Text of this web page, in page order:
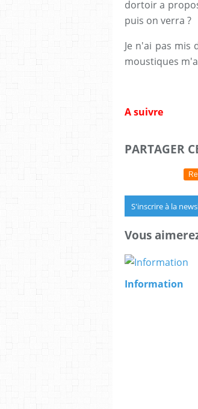
dortoir a
puis on verra ?
Je n'ai pas mis
moustiques
A suivre
PARTAGER
S'inscrire à la
Vous
Information